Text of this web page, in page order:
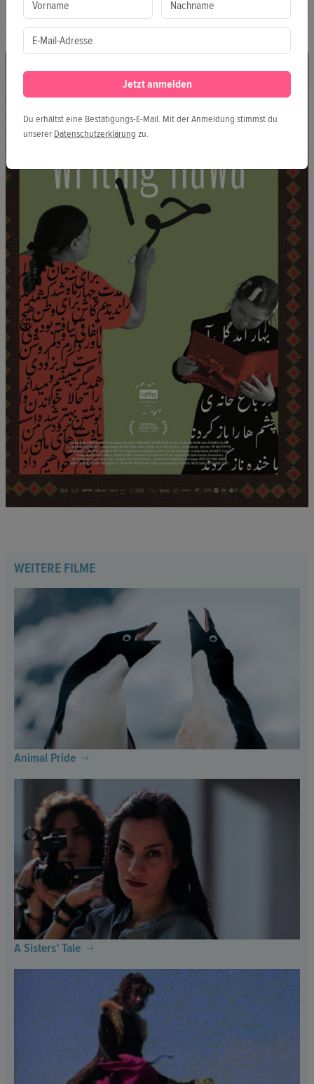
WEITERE FILME
Animal Pride
A Sisters’ Tale
Jetzt anmelden
Du erhältst eine Bestätigungs-E-Mail. Mit der Anmeldung stimmst du
unserer Datenschutzerklärung zu.